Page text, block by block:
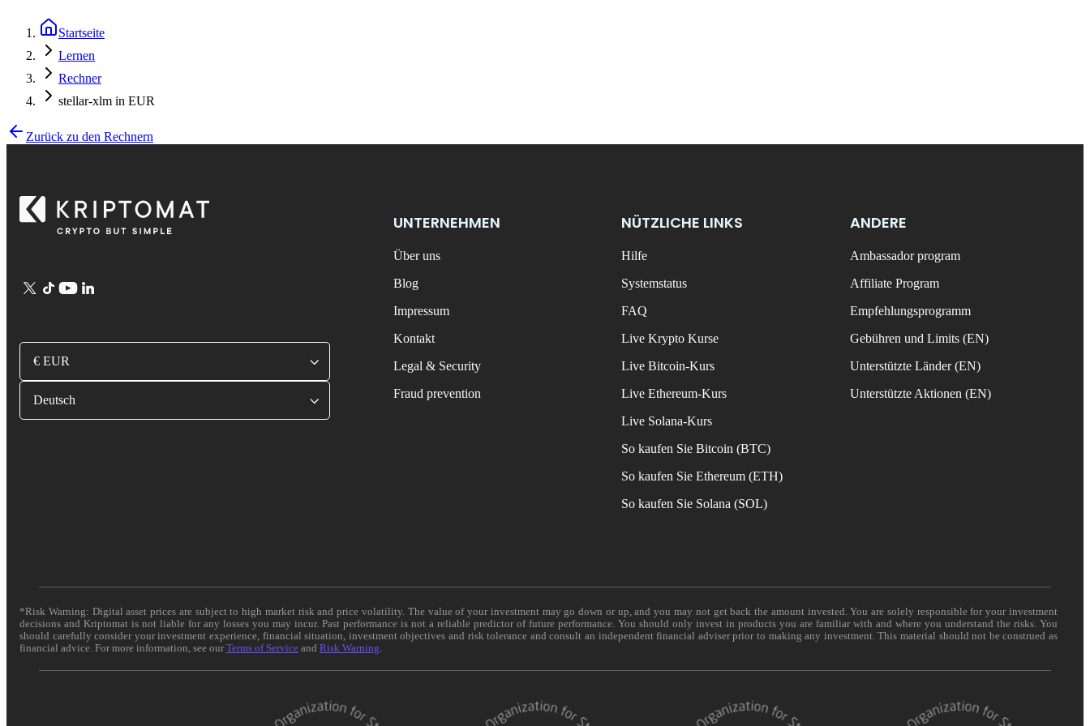
Startseite
Lernen
Rechner
stellar-xlm in EUR
Zurück zu den Rechnern
€ EUR
Deutsch
UNTERNEHMEN
Über uns
Blog
Impressum
Kontakt
Legal & Security
Fraud prevention
NÜTZLICHE LINKS
Hilfe
Systemstatus
FAQ
Live Krypto Kurse
Live Bitcoin-Kurs
Live Ethereum-Kurs
Live Solana-Kurs
So kaufen Sie Bitcoin (BTC)
So kaufen Sie Ethereum (ETH)
So kaufen Sie Solana (SOL)
ANDERE
Ambassador program
Affiliate Program
Empfehlungsprogramm
Gebühren und Limits (EN)
Unterstützte Länder (EN)
Unterstützte Aktionen (EN)
*Risk Warning: Digital asset prices are subject to high market risk and price volatility. The value of your investment may go down or up, and you may not get back the amount invested. You are solely responsible for your investment
decisions and Kriptomat is not liable for any losses you may incur. Past performance is not a reliable predictor of future performance. You should only invest in products you are familiar with and where you understand the risks. You
should carefully consider your investment experience, financial situation, investment objectives and risk tolerance and consult an independent financial adviser prior to making any investment. This material should not be construed as
financial advice. For more information, see ourTerms of Service and Risk Warning